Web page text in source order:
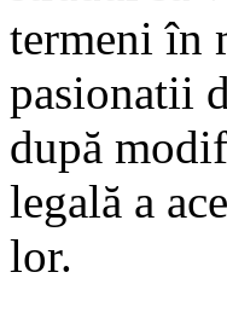
termeni în
pasionatii
după
legală a
lor.